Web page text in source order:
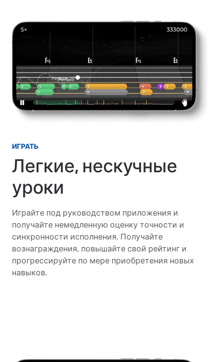
ИГРАТЬ
Легкие, нескучные
уроки
Играйте под руководством приложения и
получайте немедленную оценку точности и
синхронности исполнения. Получайте
вознаграждения, повышайте свой рейтинг и
прогрессируйте по мере приобретения новых
навыков.